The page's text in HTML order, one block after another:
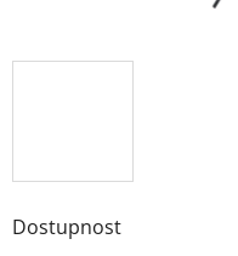
Dostupnost